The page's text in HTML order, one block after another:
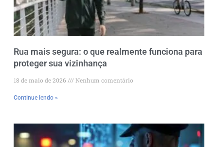
Rua mais segura: o que realmente funciona para
proteger sua vizinhança
18 de maio de 2026 Nenhum comentário
Continue lendo »